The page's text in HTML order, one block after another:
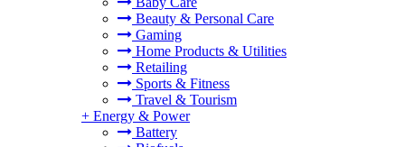
Beauty & Personal Care
Gaming
Home Products & Utilities
Retailing
Sports & Fitness
Travel & Tourism
+ Energy & Power
Battery